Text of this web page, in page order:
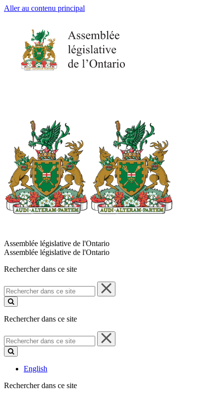
Aller au contenu principal
Assemblée législative de l'Ontario
Assemblée législative de l'Ontario
Rechercher dans ce site
Rechercher
dans
ce
Rechercher dans ce site
Rechercher
dans
ce
English
Rechercher dans ce site